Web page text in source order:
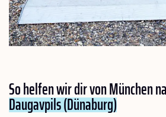
So helfen wir dir von München
Daugavpils (Dünaburg)